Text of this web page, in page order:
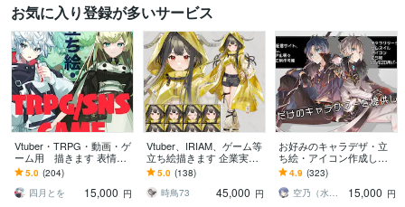
お気に入り登録が多いサービス
Vtuber・TRPG・動画・ゲ
ーム用 描きます 表情差
分2枚無料付き（腰上～全
身制作の場合）
5.0 (204)
四月とを
15,000 円
Vtuber、IRIAM、ゲーム等
立ち絵描きます 企業実績
多数！ハイクオリティな
イラストをお届けしま
す！
5.0 (138)
時鳥73
45,000 円
お好みのキャラデザ・立
ち絵・アイコン作成しま
す あなただけのキャラク
ターイラストを提供しま
す!
4.9 (323)
空乃（水飴）
15,000 円